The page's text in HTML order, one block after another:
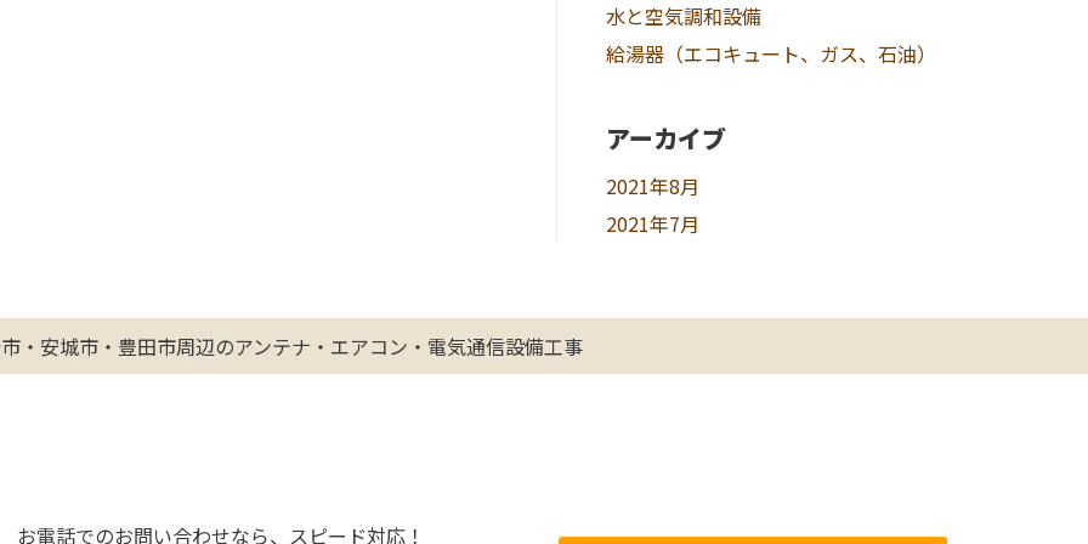
水と空気調和設備
給湯器（エコキュート、ガス、石油）
アーカイブ
2021年8月
2021年7月
・安城市・豊田市周辺のアンテナ・エアコン・電気通信設備工事
お電話でのお問い合わせなら、スピード対応！